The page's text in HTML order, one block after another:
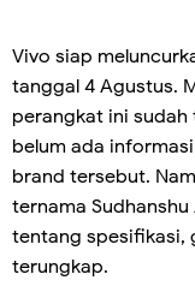
Vivo siap
tanggal 4 Agustus.
perangkat ini sudah
belum ada
brand tersebut.
ternama
tentang spesifikasi,
terungkap.